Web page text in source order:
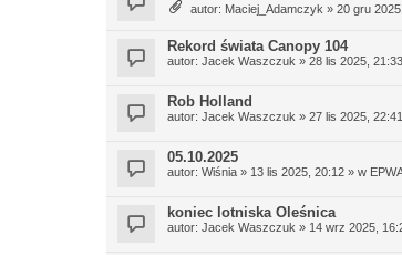
autor: Maciej_Adamczyk » 20 gru
Rekord świata Canopy 104
autor: Jacek Waszczuk » 28 lis 2025, 21:33
Rob Holland
autor: Jacek Waszczuk » 27 lis 2025, 22:41
05.10.2025
autor: Wiśnia » 13 lis 2025, 20:12 » w
koniec lotniska Oleśnica
autor: Jacek Waszczuk » 14 wrz 2025,